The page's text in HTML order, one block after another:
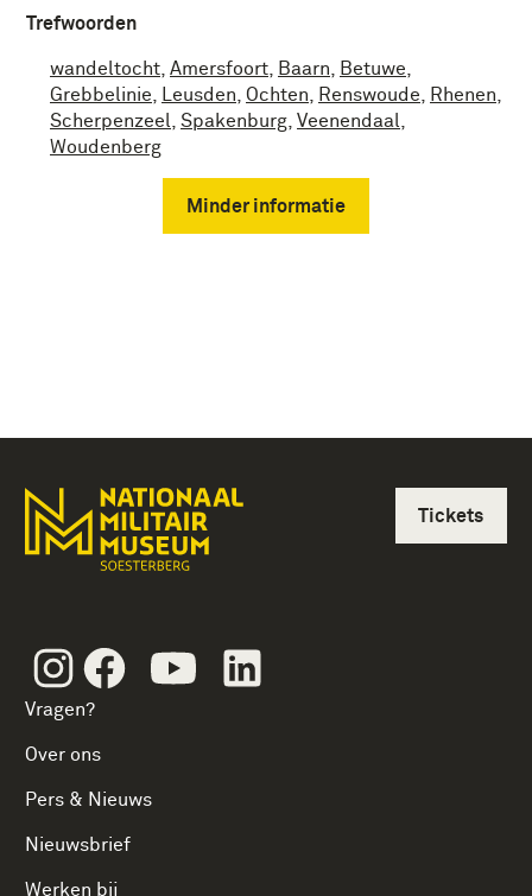
Trefwoorden
wandeltocht Amersfoort Baarn Betuwe
Grebbelinie
Leusden Ochten Renswoude Rhenen
Scherpenzeel
Spakenburg Veenendaal
Woudenberg
Minder informatie
InstagramFacebookYoutube
Vragen?
Over ons
Pers & Nieuws
Nieuwsbrief
Werken bij
Tickets